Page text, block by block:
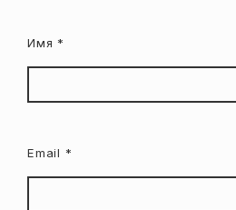
Имя *
Email *